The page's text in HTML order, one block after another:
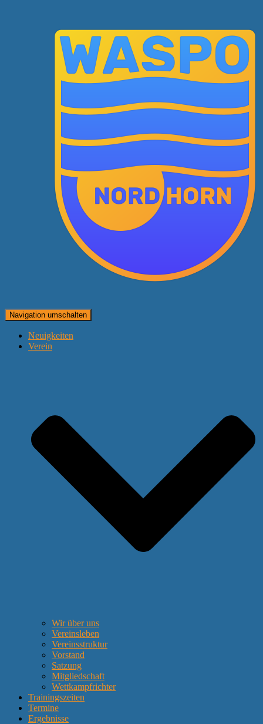
Navigation umschalten
Neuigkeiten
Verein
Wir über uns
Vereinsleben
Vereinsstruktur
Vorstand
Satzung
Mitgliedschaft
Wettkampfrichter
Trainingszeiten
Termine
Ergebnisse